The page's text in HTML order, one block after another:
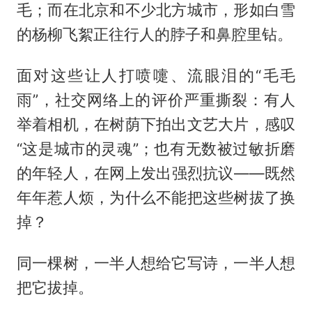
毛；而在北京和不少北方城市，形如白雪
的杨柳飞絮正往行人的脖子和鼻腔里钻。
面对这些让人打喷嚏、流眼泪的“毛毛
雨”，社交网络上的评价严重撕裂：有人
举着相机，在树荫下拍出文艺大片，感叹
“这是城市的灵魂”；也有无数被过敏折磨
的年轻人，在网上发出强烈抗议——既然
年年惹人烦，为什么不能把这些树拔了换
掉？
同一棵树，一半人想给它写诗，一半人想
把它拔掉。